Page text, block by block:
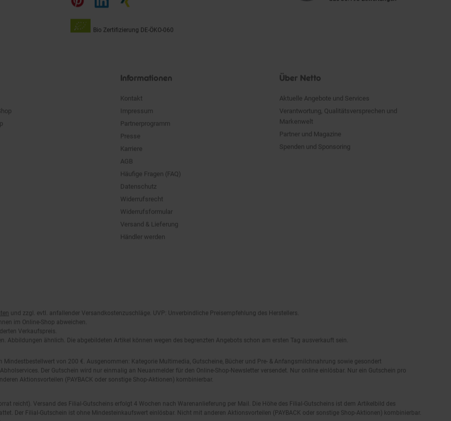
Unsere
Bio Zertifizierung DE-ÖKO-060
Impressum
Partnerprogramm
Presse
Karriere
AGB
Häufige Fragen (FAQ)
Datenschutz
Widerrufsrecht
Widerrufsformular
Versand & Lieferung
Händler werden
Verantwortung, Qualitätsversprechen und
Markenwelt
Partner und Magazine
Spenden und Sponsoring
im Online-Shop abweichen.
Verkaufspreis.
Abbildungen ähnlich. Die abgebildeten Artikel können wegen des begrenzten Angebots schon am ersten Tag ausverkauft sein.
von 200 €. Ausgenommen: Kategorie Multimedia, Gutscheine, Bücher und Pre- & Anfangsmilchnahrung sowie gesondert
Der Gutschein wird nur einmalig an Neuanmelder für den Online-Shop-Newsletter versendet. Nur online einlösbar. Nur ein Gutschein pro
Aktionsvorteilen (PAYBACK oder sonstige Shop-Aktionen) kombinierbar.
reicht). Versand des Filial-Gutscheins erfolgt 4 Wochen nach Warenanlieferung per Mail. Die Höhe des Filial-Gutscheins ist dem Artikelbild des
Der Filial-Gutschein ist ohne Mindesteinkaufswert einlösbar. Nicht mit anderen Aktionsvorteilen (PAYBACK oder sonstige Shop-Aktionen) kombinierbar.